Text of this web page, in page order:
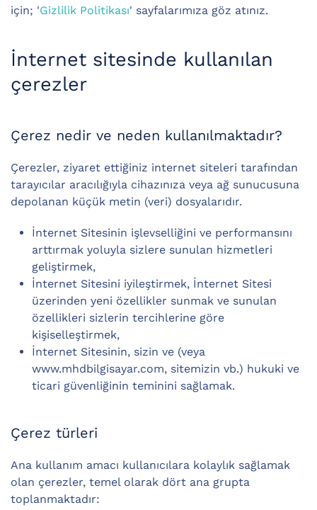
için; 'Gizlilik Politikası' sayfalarımıza göz atınız.
İnternet sitesinde kullanılan
çerezler
Çerez nedir ve neden kullanılmaktadır?
Çerezler, ziyaret ettiğiniz internet siteleri tarafından
tarayıcılar aracılığıyla cihazınıza veya ağ sunucusuna
depolanan küçük metin (veri) dosyalarıdır.
İnternet Sitesinin işlevselliğini ve performansını
arttırmak yoluyla sizlere sunulan hizmetleri
geliştirmek,
İnternet Sitesini iyileştirmek, İnternet Sitesi
üzerinden yeni özellikler sunmak ve sunulan
özellikleri sizlerin tercihlerine göre
kişiselleştirmek,
İnternet Sitesinin, sizin ve (veya
www.mhdbilgisayar.com, sitemizin vb.) hukuki ve
ticari güvenliğinin teminini sağlamak.
Çerez türleri
Ana kullanım amacı kullanıcılara kolaylık sağlamak
olan çerezler, temel olarak dört ana grupta
toplanmaktadır: